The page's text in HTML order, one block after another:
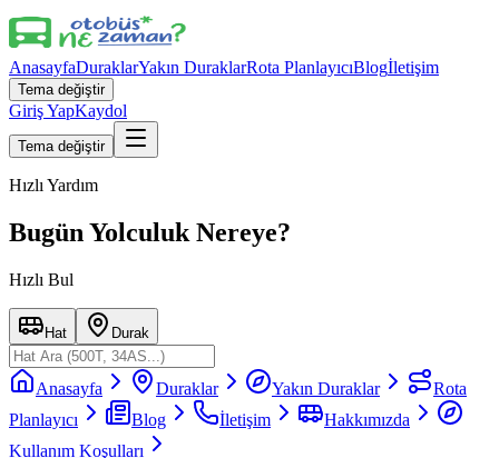
AnasayfaDuraklarYakın DuraklarRota PlanlayıcıBlogİletişim
Tema değiştir
Giriş YapKaydol
Tema değiştir
Hızlı Yardım
Bugün Yolculuk Nereye?
Hızlı Bul
Hat Durak
Anasayfa Duraklar Yakın Duraklar
Rota
Planlayıcı
Blog İletişim
Hakkımızda
Kullanım Koşulları